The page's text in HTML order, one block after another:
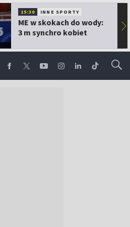
15:30 INNE SPORTY
ME w skokach do wody:
3 m synchro kobiet
▶